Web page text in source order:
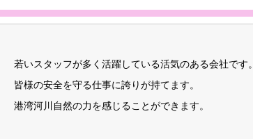
若いスタッフが多く活躍している活気のある会社です。
皆様の安全を守る仕事に誇りが持てます。
港湾河川自然の力を感じることができます。